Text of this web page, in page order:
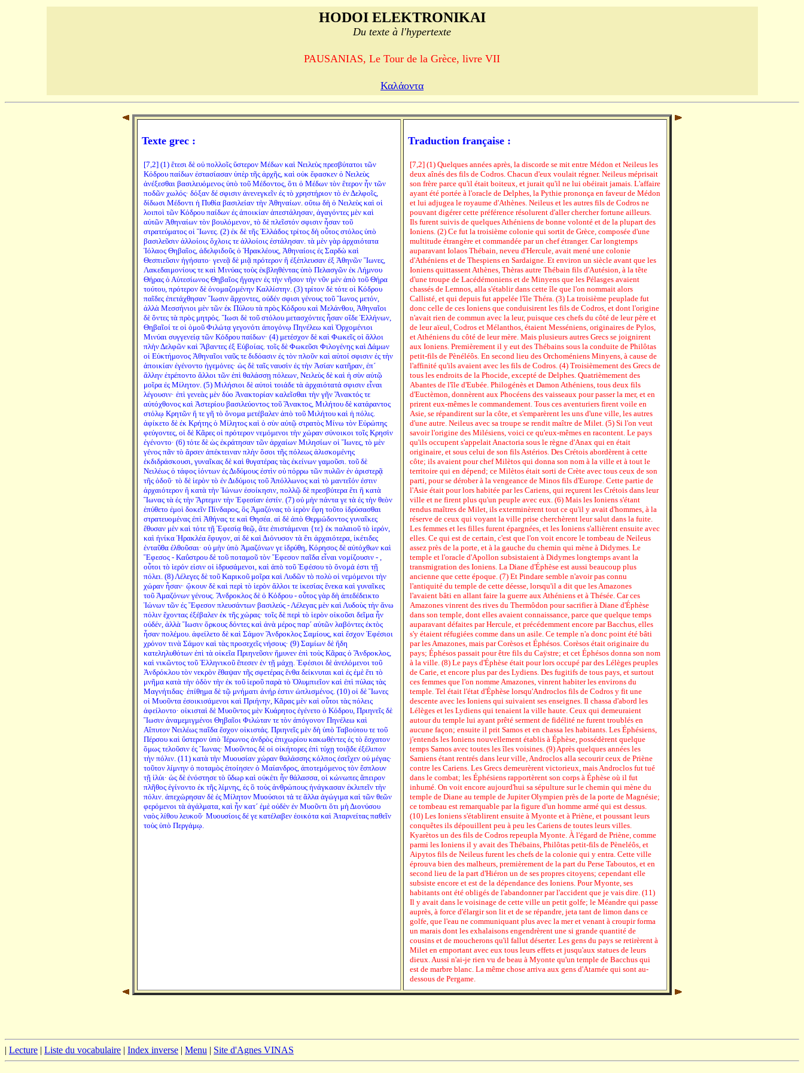
HODOI ELEKTRONIKAI
Du texte à l'hypertexte
PAUSANIAS, Le Tour de la Grèce, livre VII
Καλάοντα
Texte grec :
[7,2] (1) ἔτεσι δὲ οὐ πολλοῖς ὕστερον Μέδων καὶ Νειλεὺς πρεσβύτατοι τῶν
Κόδρου παίδων ἐστασίασαν ὑπὲρ τῆς ἀρχῆς, καὶ οὐκ ἔφασκεν ὁ Νειλεὺς
ἀνέξεσθαι βασιλευόμενος ὑπὸ τοῦ Μέδοντος, ὅτι ὁ Μέδων τὸν ἕτερον ἦν τῶν
ποδῶν χωλός· δόξαν δέ σφισιν ἀνενεγκεῖν ἐς τὸ χρηστήριον τὸ ἐν Δελφοῖς,
δίδωσι Μέδοντι ἡ Πυθία βασιλείαν τὴν Ἀθηναίων. οὕτω δὴ ὁ Νειλεὺς καὶ οἱ
λοιποὶ τῶν Κόδρου παίδων ἐς ἀποικίαν ἀπεστάλησαν, ἀγαγόντες μὲν καὶ
αὐτῶν Ἀθηναίων τὸν βουλόμενον, τὸ δὲ πλεῖστόν σφισιν ἦσαν τοῦ
στρατεύματος οἱ Ἴωνες. (2) ἐκ δὲ τῆς Ἑλλάδος τρίτος δὴ οὗτος στόλος ὑπὸ
βασιλεῦσιν ἀλλοίοις ὄχλοις τε ἀλλοίοις ἐστάλησαν. τὰ μὲν γὰρ ἀρχαιότατα
Ἰόλαος Θηβαῖος, ἀδελφιδοῦς ὁ Ἡρακλέους, Ἀθηναίοις ἐς Σαρδὼ καὶ
Θεσπιεῦσιν ἡγήσατο· γενεᾷ δὲ μιᾷ πρότερον ἢ ἐξέπλευσαν ἐξ Ἀθηνῶν Ἴωνες,
Λακεδαιμονίους τε καὶ Μινύας τοὺς ἐκβληθέντας ὑπὸ Πελασγῶν ἐκ Λήμνου
Θήρας ὁ Αὐτεσίωνος Θηβαῖος ἤγαγεν ἐς τὴν νῆσον τὴν νῦν μὲν ἀπὸ τοῦ Θήρα
τούτου, πρότερον δὲ ὀνομαζομένην Καλλίστην. (3) τρίτον δὲ τότε οἱ Κόδρου
παῖδες ἐπετάχθησαν Ἴωσιν ἄρχοντες, οὐδέν σφισι γένους τοῦ Ἴωνος μετόν,
ἀλλὰ Μεσσήνιοι μὲν τῶν ἐκ Πύλου τὰ πρὸς Κόδρου καὶ Μελάνθου, Ἀθηναῖοι
δὲ ὄντες τὰ πρὸς μητρός. Ἴωσι δὲ τοῦ στόλου μετασχόντες ἦσαν οἵδε Ἑλλήνων,
Θηβαῖοί τε οἱ ὁμοῦ Φιλώτᾳ γεγονότι ἀπογόνῳ Πηνέλεω καὶ Ὀρχομένιοι
Μινύαι συγγενείᾳ τῶν Κόδρου παίδων· (4) μετέσχον δὲ καὶ Φωκεῖς οἱ ἄλλοι
πλὴν Δελφῶν καὶ Ἄβαντες ἐξ Εὐβοίας. τοῖς δὲ Φωκεῦσι Φιλογένης καὶ Δάμων
οἱ Εὐκτήμονος Ἀθηναῖοι ναῦς τε διδόασιν ἐς τὸν πλοῦν καὶ αὐτοί σφισιν ἐς τὴν
ἀποικίαν ἐγένοντο ἡγεμόνες· ὡς δὲ ταῖς ναυσὶν ἐς τὴν Ἀσίαν κατῆραν, ἐπ´
ἄλλην ἐτρέποντο ἄλλοι τῶν ἐπὶ θαλάσσῃ πόλεων, Νειλεὺς δὲ καὶ ἡ σὺν αὐτῷ
μοῖρα ἐς Μίλητον. (5) Μιλήσιοι δὲ αὐτοὶ τοιάδε τὰ ἀρχαιότατά σφισιν εἶναι
λέγουσιν· ἐπὶ γενεὰς μὲν δύο Ἀνακτορίαν καλεῖσθαι τὴν γῆν Ἄνακτός τε
αὐτόχθονος καὶ Ἀστερίου βασιλεύοντος τοῦ Ἄνακτος, Μιλήτου δὲ κατάραντος
στόλῳ Κρητῶν ἥ τε γῆ τὸ ὄνομα μετέβαλεν ἀπὸ τοῦ Μιλήτου καὶ ἡ πόλις.
ἀφίκετο δὲ ἐκ Κρήτης ὁ Μίλητος καὶ ὁ σὺν αὐτῷ στρατὸς Μίνω τὸν Εὐρώπης
φεύγοντες, οἱ δὲ Κᾶρες οἱ πρότερον νεμόμενοι τὴν χώραν σύνοικοι τοῖς Κρησὶν
ἐγένοντο· (6) τότε δὲ ὡς ἐκράτησαν τῶν ἀρχαίων Μιλησίων οἱ Ἴωνες, τὸ μὲν
γένος πᾶν τὸ ἄρσεν ἀπέκτειναν πλὴν ὅσοι τῆς πόλεως ἁλισκομένης
ἐκδιδράσκουσι, γυναῖκας δὲ καὶ θυγατέρας τὰς ἐκείνων γαμοῦσι. τοῦ δὲ
Νειλέως ὁ τάφος ἰόντων ἐς Διδύμους ἐστὶν οὐ πόρρω τῶν πυλῶν ἐν ἀριστερᾷ
τῆς ὁδοῦ· τὸ δὲ ἱερὸν τὸ ἐν Διδύμοις τοῦ Ἀπόλλωνος καὶ τὸ μαντεῖόν ἐστιν
ἀρχαιότερον ἢ κατὰ τὴν Ἰώνων ἐσοίκησιν, πολλῷ δὲ πρεσβύτερα ἔτι ἢ κατὰ
Ἴωνας τὰ ἐς τὴν Ἄρτεμιν τὴν Ἐφεσίαν ἐστίν. (7) οὐ μὴν πάντα γε τὰ ἐς τὴν θεὸν
ἐπύθετο ἐμοὶ δοκεῖν Πίνδαρος, ὃς Ἀμαζόνας τὸ ἱερὸν ἔφη τοῦτο ἱδρύσασθαι
στρατευομένας ἐπὶ Ἀθήνας τε καὶ Θησέα. αἱ δὲ ἀπὸ Θερμώδοντος γυναῖκες
ἔθυσαν μὲν καὶ τότε τῇ Ἐφεσίᾳ θεῷ, ἅτε ἐπιστάμεναι {τε} ἐκ παλαιοῦ τὸ ἱερόν,
καὶ ἡνίκα Ἡρακλέα ἔφυγον, αἱ δὲ καὶ Διόνυσον τὰ ἔτι ἀρχαιότερα, ἱκέτιδες
ἐνταῦθα ἐλθοῦσαι· οὐ μὴν ὑπὸ Ἀμαζόνων γε ἱδρύθη, Κόρησος δὲ αὐτόχθων καὶ
Ἔφεσος - Καΰστρου δὲ τοῦ ποταμοῦ τὸν Ἔφεσον παῖδα εἶναι νομίζουσιν - ,
οὗτοι τὸ ἱερόν εἰσιν οἱ ἱδρυσάμενοι, καὶ ἀπὸ τοῦ Ἐφέσου τὸ ὄνομά ἐστι τῇ
πόλει. (8) Λέλεγες δὲ τοῦ Καρικοῦ μοῖρα καὶ Λυδῶν τὸ πολὺ οἱ νεμόμενοι τὴν
χώραν ἦσαν· ᾤκουν δὲ καὶ περὶ τὸ ἱερὸν ἄλλοι τε ἱκεσίας ἕνεκα καὶ γυναῖκες
τοῦ Ἀμαζόνων γένους. Ἄνδροκλος δὲ ὁ Κόδρου - οὗτος γὰρ δὴ ἀπεδέδεικτο
Ἰώνων τῶν ἐς Ἔφεσον πλευσάντων βασιλεύς - Λέλεγας μὲν καὶ Λυδοὺς τὴν ἄνω
πόλιν ἔχοντας ἐξέβαλεν ἐκ τῆς χώρας· τοῖς δὲ περὶ τὸ ἱερὸν οἰκοῦσι δεῖμα ἦν
οὐδέν, ἀλλὰ Ἴωσιν ὅρκους δόντες καὶ ἀνὰ μέρος παρ´ αὐτῶν λαβόντες ἐκτὸς
ἦσαν πολέμου. ἀφείλετο δὲ καὶ Σάμον Ἄνδροκλος Σαμίους, καὶ ἔσχον Ἐφέσιοι
χρόνον τινὰ Σάμον καὶ τὰς προσεχεῖς νήσους· (9) Σαμίων δὲ ἤδη
κατεληλυθότων ἐπὶ τὰ οἰκεῖα Πριηνεῦσιν ἤμυνεν ἐπὶ τοὺς Κᾶρας ὁ Ἄνδροκλος,
καὶ νικῶντος τοῦ Ἑλληνικοῦ ἔπεσεν ἐν τῇ μάχῃ. Ἐφέσιοι δὲ ἀνελόμενοι τοῦ
Ἀνδρόκλου τὸν νεκρὸν ἔθαψαν τῆς σφετέρας ἔνθα δείκνυται καὶ ἐς ἐμὲ ἔτι τὸ
μνῆμα κατὰ τὴν ὁδὸν τὴν ἐκ τοῦ ἱεροῦ παρὰ τὸ Ὀλυμπιεῖον καὶ ἐπὶ πύλας τὰς
Μαγνήτιδας· ἐπίθημα δὲ τῷ μνήματι ἀνήρ ἐστιν ὡπλισμένος. (10) οἱ δὲ Ἴωνες
οἱ Μυοῦντα ἐσοικισάμενοι καὶ Πριήνην, Κᾶρας μὲν καὶ οὗτοι τὰς πόλεις
ἀφείλοντο· οἰκισταὶ δὲ Μυοῦντος μὲν Κυάρητος ἐγένετο ὁ Κόδρου, Πριηνεῖς δὲ
Ἴωσιν ἀναμεμιγμένοι Θηβαῖοι Φιλώταν τε τὸν ἀπόγονον Πηνέλεω καὶ
Αἴπυτον Νειλέως παῖδα ἔσχον οἰκιστάς. Πριηνεῖς μὲν δὴ ὑπὸ Ταβούτου τε τοῦ
Πέρσου καὶ ὕστερον ὑπὸ Ἱέρωνος ἀνδρὸς ἐπιχωρίου κακωθέντες ἐς τὸ ἔσχατον
ὅμως τελοῦσιν ἐς Ἴωνας· Μυοῦντος δὲ οἱ οἰκήτορες ἐπὶ τύχῃ τοιᾷδε ἐξέλιπον
τὴν πόλιν. (11) κατὰ τὴν Μυουσίαν χώραν θαλάσσης κόλπος ἐσεῖχεν οὐ μέγας·
τοῦτον λίμνην ὁ ποταμὸς ἐποίησεν ὁ Μαίανδρος, ἀποτεμόμενος τὸν ἔσπλουν
τῇ ἰλύι· ὡς δὲ ἐνόστησε τὸ ὕδωρ καὶ οὐκέτι ἦν θάλασσα, οἱ κώνωπες ἄπειρον
πλῆθος ἐγίνοντο ἐκ τῆς λίμνης, ἐς ὃ τοὺς ἀνθρώπους ἠνάγκασαν ἐκλιπεῖν τὴν
πόλιν. ἀπεχώρησαν δὲ ἐς Μίλητον Μυούσιοι τά τε ἄλλα ἀγώγιμα καὶ τῶν θεῶν
φερόμενοι τὰ ἀγάλματα, καὶ ἦν κατ´ ἐμὲ οὐδὲν ἐν Μυοῦντι ὅτι μὴ Διονύσου
ναὸς λίθου λευκοῦ· Μυουσίοις δέ γε κατέλαβεν ἐοικότα καὶ Ἀταρνείτας παθεῖν
τοὺς ὑπὸ Περγάμῳ.
Traduction française :
[7,2] (1) Quelques années après, la discorde se mit entre Médon et Neileus les
deux aînés des fils de Codros. Chacun d'eux voulait régner. Neileus méprisait
son frère parce qu'il était boiteux, et jurait qu'il ne lui obéirait jamais. L'affaire
ayant été portée à l'oracle de Delphes, la Pythie prononça en faveur de Médon
et lui adjugea le royaume d'Athènes. Neileus et les autres fils de Codros ne
pouvant digérer cette préférence résolurent d'aller chercher fortune ailleurs.
Ils furent suivis de quelques Athéniens de bonne volonté et de la plupart des
Ioniens. (2) Ce fut la troisième colonie qui sortit de Grèce, composée d'une
multitude étrangère et commandée par un chef étranger. Car longtemps
auparavant Iolaos Thébain, neveu d'Hercule, avait mené une colonie
d'Athéniens et de Thespiens en Sardaigne. Et environ un siècle avant que les
Ioniens quittassent Athènes, Thèras autre Thébain fils d'Autésion, à la tête
d'une troupe de Lacédémoniens et de Minyens que les Pélasges avaient
chassés de Lemnos, alla s'établir dans cette île que l'on nommait alors
Callisté, et qui depuis fut appelée l'île Théra. (3) La troisième peuplade fut
donc celle de ces Ioniens que conduisirent les fils de Codros, et dont l'origine
n'avait rien de commun avec la leur, puisque ces chefs du côté de leur père et
de leur aïeul, Codros et Mélanthos, étaient Messéniens, originaires de Pylos,
et Athéniens du côté de leur mère. Mais plusieurs autres Grecs se joignirent
aux Ioniens. Premièrement il y eut des Thébains sous la conduite de Philôtas
petit-fils de Pènéléôs. En second lieu des Orchoméniens Minyens, à cause de
l'affinité qu'ils avaient avec les fils de Codros. (4) Troisièmement des Grecs de
tous les endroits de la Phocide, excepté de Delphes. Quatrièmement des
Abantes de l'île d'Eubée. Philogénès et Damon Athéniens, tous deux fils
d'Euctèmon, donnèrent aux Phocéens des vaisseaux pour passer la mer, et en
prirent eux-mêmes le commandement. Tous ces aventuriers firent voile en
Asie, se répandirent sur la côte, et s'emparèrent les uns d'une ville, les autres
d'une autre. Neileus avec sa troupe se rendit maître de Milet. (5) Si l'on veut
savoir l'origine des Milésiens, voici ce qu'eux-mêmes en racontent. Le pays
qu'ils occupent s'appelait Anactoria sous le règne d'Anax qui en était
originaire, et sous celui de son fils Astérios. Des Crétois abordèrent à cette
côte; ils avaient pour chef Milètos qui donna son nom à la ville et à tout le
territoire qui en dépend; ce Milètos était sorti de Crète avec tous ceux de son
parti, pour se dérober à la vengeance de Minos fils d'Europe. Cette partie de
l'Asie était pour lors habitée par les Cariens, qui reçurent les Crétois dans leur
ville et ne firent plus qu'un peuple avec eux. (6) Mais les Ioniens s'étant
rendus maîtres de Milet, ils exterminèrent tout ce qu'il y avait d'hommes, à la
réserve de ceux qui voyant la ville prise cherchèrent leur salut dans la fuite.
Les femmes et les filles furent épargnées, et les Ioniens s'allièrent ensuite avec
elles. Ce qui est de certain, c'est que l'on voit encore le tombeau de Neileus
assez près de la porte, et à la gauche du chemin qui mène à Didymes. Le
temple et l'oracle d'Apollon subsistaient à Didymes longtemps avant la
transmigration des Ioniens. La Diane d'Éphèse est aussi beaucoup plus
ancienne que cette époque. (7) Et Pindare semble n'avoir pas connu
l'antiquité du temple de cette déesse, lorsqu'il a dit que les Amazones
l'avaient bâti en allant faire la guerre aux Athéniens et à Thésée. Car ces
Amazones vinrent des rives du Thermôdon pour sacrifier à Diane d'Éphèse
dans son temple, dont elles avaient connaissance, parce que quelque temps
auparavant défaites par Hercule, et précédemment encore par Bacchus, elles
s'y étaient réfugiées comme dans un asile. Ce temple n'a donc point été bâti
par les Amazones, mais par Corèsos et Éphésos. Corèsos était originaire du
pays; Éphésos passait pour être fils du Caÿstre; et cet Éphésos donna son nom
à la ville. (8) Le pays d'Éphèse était pour lors occupé par des Lélèges peuples
de Carie, et encore plus par des Lydiens. Des fugitifs de tous pays, et surtout
ces femmes que l'on nomme Amazones, vinrent habiter les environs du
temple. Tel était l'état d'Éphèse lorsqu'Androclos fils de Codros y fit une
descente avec les Ioniens qui suivaient ses enseignes. Il chassa d'abord les
Lélèges et les Lydiens qui tenaient la ville haute. Ceux qui demeuraient
autour du temple lui ayant prêté serment de fidélité ne furent troublés en
aucune façon; ensuite il prit Samos et en chassa les habitants. Les Éphésiens,
j'entends les Ioniens nouvellement établis à Éphèse, possédèrent quelque
temps Samos avec toutes les îles voisines. (9) Après quelques années les
Samiens étant rentrés dans leur ville, Androclos alla secourir ceux de Priène
contre les Cariens. Les Grecs demeurèrent victorieux, mais Androclos fut tué
dans le combat; les Éphésiens rapportèrent son corps à Éphèse où il fut
inhumé. On voit encore aujourd'hui sa sépulture sur le chemin qui mène du
temple de Diane au temple de Jupiter Olympien près de la porte de Magnésie;
ce tombeau est remarquable par la figure d'un homme armé qui est dessus.
(10) Les Ioniens s'établirent ensuite à Myonte et à Priène, et poussant leurs
conquêtes ils dépouillent peu à peu les Cariens de toutes leurs villes.
Kyarètos un des fils de Codros repeupla Myonte. À l'égard de Priène, comme
parmi les Ioniens il y avait des Thébains, Philôtas petit-fils de Pèneléôs, et
Aipytos fils de Neileus furent les chefs de la colonie qui y entra. Cette ville
éprouva bien des malheurs, premièrement de la part du Perse Taboutos, et en
second lieu de la part d'Hiéron un de ses propres citoyens; cependant elle
subsiste encore et est de la dépendance des Ioniens. Pour Myonte, ses
habitants ont été obligés de l'abandonner par l'accident que je vais dire. (11)
Il y avait dans le voisinage de cette ville un petit golfe; le Méandre qui passe
auprès, à force d'élargir son lit et de se répandre, jeta tant de limon dans ce
golfe, que l'eau ne communiquant plus avec la mer et venant à croupir forma
un marais dont les exhalaisons engendrèrent une si grande quantité de
cousins et de moucherons qu'il fallut déserter. Les gens du pays se retirèrent à
Milet en emportant avec eux tous leurs effets et jusqu'aux statues de leurs
dieux. Aussi n'ai-je rien vu de beau à Myonte qu'un temple de Bacchus qui
est de marbre blanc. La même chose arriva aux gens d'Atarnée qui sont au-
dessous de Pergame.
| Lecture | Liste du vocabulaire | Index inverse | Menu | Site d'Agnes VINAS